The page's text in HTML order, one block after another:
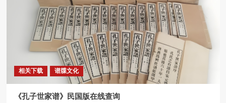
相关下载 谱牒文化
《孔子世家谱》民国版在线查询